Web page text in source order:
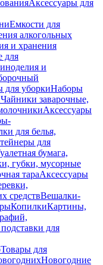
Аксессуары для
Емкости для
алкогольных
и хранения
для
и
для уборкиНаборы
Чайники заварочные,
Аксессуары
для белья,
для
бумага,
губки, мусорные
тараАксессуары
средствВешалки-
КопилкиКартины,
для
Товары для
Новогодние